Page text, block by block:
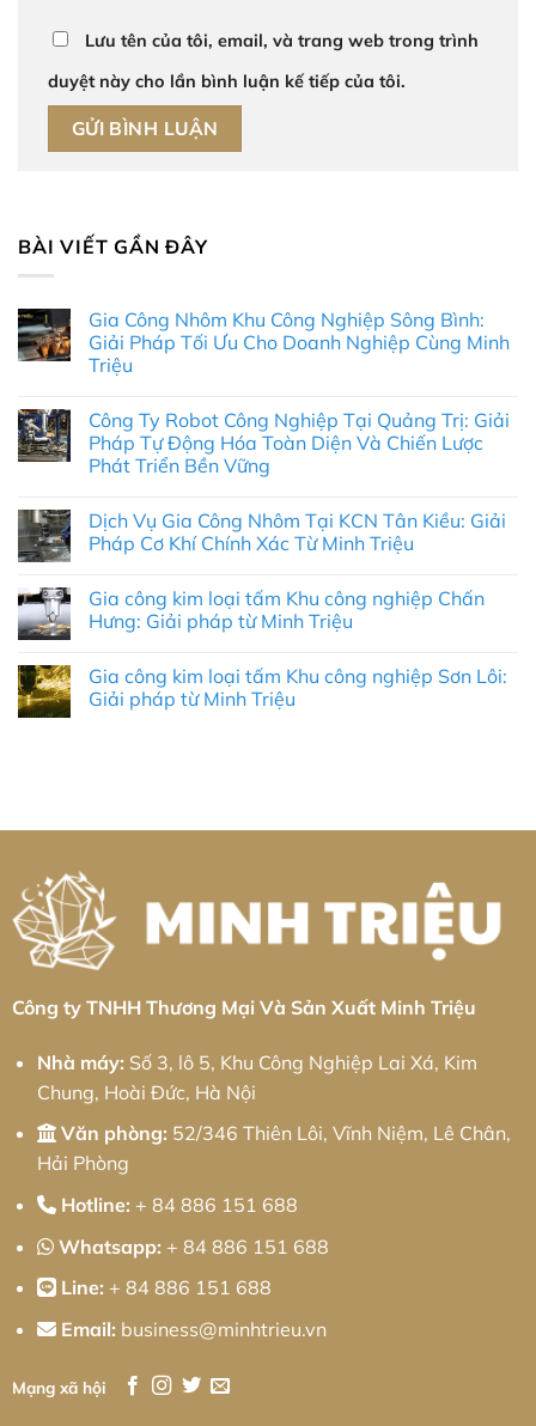
Lưu tên của tôi, email, và trang web trong trình
duyệt này cho lần bình luận kế tiếp của tôi.
BÀI VIẾT GẦN ĐÂY
Gia Công Nhôm Khu Công Nghiệp Sông Bình:
Giải Pháp Tối Ưu Cho Doanh Nghiệp Cùng Minh
Triệu
bình
luận
ở
Gia
Khu
Công
Nghiệp
Giải
Pháp
Tối
Doanh
Nghiệp
Cùng
Công Ty Robot Công Nghiệp Tại Quảng Trị: Giải
Pháp Tự Động Hóa Toàn Diện Và Chiến Lược
Phát Triển Bền Vững
bình
luận
ở
Robot
Công
Nghiệp
Trị:
Giải
Pháp
Lược
Bền
Vững
Dịch Vụ Gia Công Nhôm Tại KCN Tân Kiều: Giải
Pháp Cơ Khí Chính Xác Từ Minh Triệu
bình
luận
ở
Gia
Công
Nhôm
Khí
Từ
Minh
Triệu
Gia công kim loại tấm Khu công nghiệp Chấn
Hưng: Giải pháp từ Minh Triệu
bình
luận
ở
nghiệp
Giải
pháp
từ
Minh
Triệu
Gia công kim loại tấm Khu công nghiệp Sơn Lôi:
Giải pháp từ Minh Triệu
kim
Khu
công
nghiệp
Sơn
Lôi:
Giải
pháp
Minh
Triệu
Công ty TNHH Thương Mại Và Sản Xuất Minh Triệu
Nhà máy: Số 3, lô 5, Khu Công Nghiệp Lai Xá, Kim
Chung, Hoài Đức, Hà Nội
Văn phòng: 52/346 Thiên Lôi, Vĩnh Niệm, Lê Chân,
Hải Phòng
Hotline: + 84 886 151 688
Whatsapp: + 84 886 151 688
Line: + 84 886 151 688
Email: business@minhtrieu.vn
Mạng xã hội